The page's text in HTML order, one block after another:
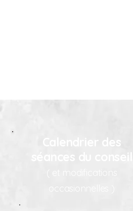
Calendrier des